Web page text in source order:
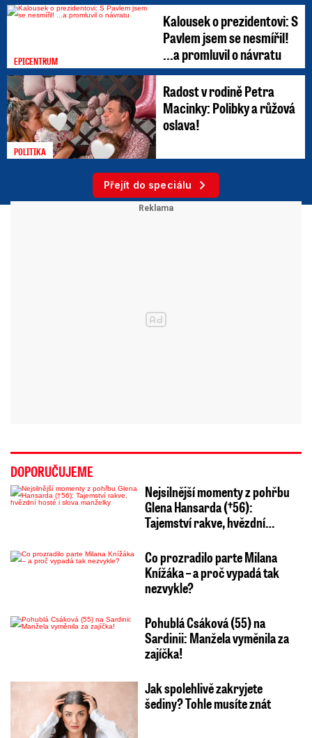
EPICENTRUM
Kalousek o prezidentovi: S
Pavlem jsem se nesmířil!
...a promluvil o návratu
POLITIKA
Radost v rodině Petra
Macinky: Polibky a růžová
oslava!
Přejít do speciálu
DOPORUČUJEME
Nejsilnější momenty z pohřbu
Glena Hansarda (†56):
Tajemství rakve, hvězdní…
Co prozradilo parte Milana
Knížáka – a proč vypadá tak
nezvykle?
Pohublá Csáková (55) na
Sardinii: Manžela vyměnila za
zajíčka!
Jak spolehlivě zakryjete
šediny? Tohle musíte znát